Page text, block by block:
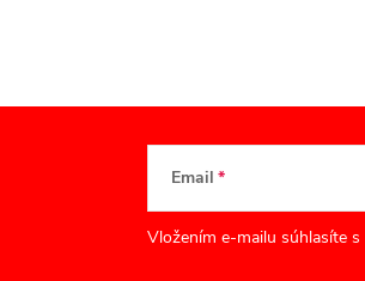
Email
Vložením e-mailu súhlasíte s